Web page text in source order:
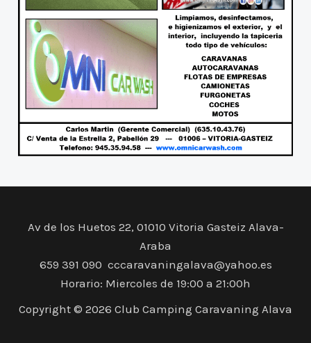
Av de los Huetos 22, 01010 Vitoria Gasteiz Alava-
Araba
659 391 090 cccaravaningalava@yahoo.es
Horario: Miercoles de 19:00 a 21:00h
Copyright © 2026 Club Camping Caravaning Alava